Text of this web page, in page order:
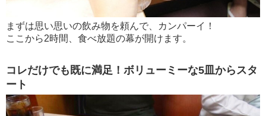
まずは思い思いの飲み物を頼んで、カンパーイ！
ここから2時間、食べ放題の幕が開けます。
コレだけでも既に満足！ボリューミーな5皿からスタ
ート